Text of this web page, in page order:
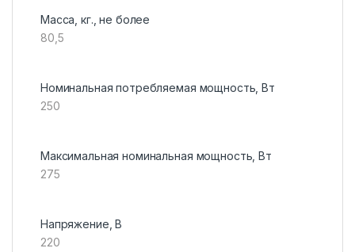
Масса, кг., не более
80,5
Номинальная потребляемая мощность, Вт
250
Максимальная номинальная мощность, Вт
275
Напряжение, В
220